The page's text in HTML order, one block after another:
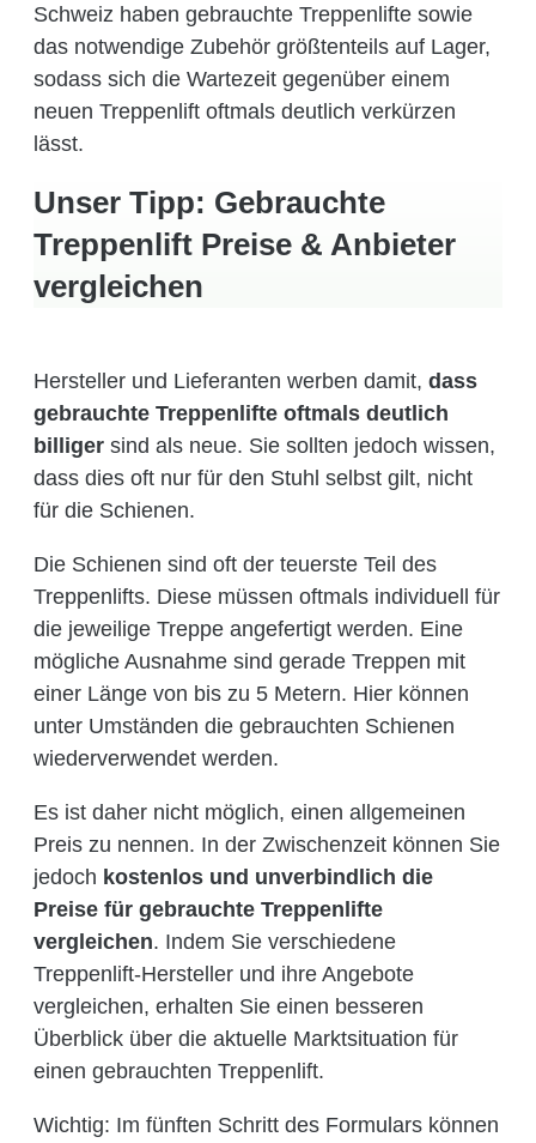
Schweiz haben gebrauchte Treppenlifte sowie
das notwendige Zubehör größtenteils auf Lager,
sodass sich die Wartezeit gegenüber einem
neuen Treppenlift oftmals deutlich verkürzen
lässt.
Unser Tipp: Gebrauchte
Treppenlift Preise & Anbieter
vergleichen
Hersteller und Lieferanten werben damit, dass
gebrauchte Treppenlifte oftmals deutlich
billiger sind als neue. Sie sollten jedoch wissen,
dass dies oft nur für den Stuhl selbst gilt, nicht
für die Schienen.
Die Schienen sind oft der teuerste Teil des
Treppenlifts. Diese müssen oftmals individuell für
die jeweilige Treppe angefertigt werden. Eine
mögliche Ausnahme sind gerade Treppen mit
einer Länge von bis zu 5 Metern. Hier können
unter Umständen die gebrauchten Schienen
wiederverwendet werden.
Es ist daher nicht möglich, einen allgemeinen
Preis zu nennen. In der Zwischenzeit können Sie
jedoch kostenlos und unverbindlich die
Preise für gebrauchte Treppenlifte
vergleichen. Indem Sie verschiedene
Treppenlift-Hersteller und ihre Angebote
vergleichen, erhalten Sie einen besseren
Überblick über die aktuelle Marktsituation für
einen gebrauchten Treppenlift.
Wichtig: Im fünften Schritt des Formulars können